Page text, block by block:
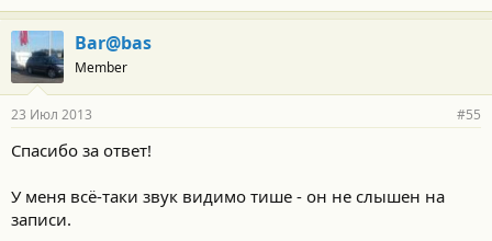
Bar@bas
Member
23 Июл 2013 #55
Спасибо за ответ!
У меня всё-таки звук видимо тише - он не слышен на
записи.